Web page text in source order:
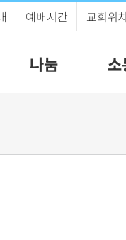
예배시간 교회위치
나눔